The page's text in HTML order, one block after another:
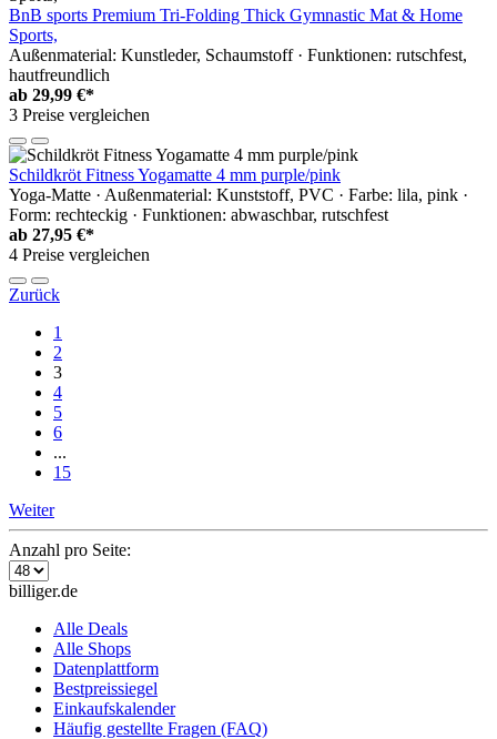
BnB sports Premium Tri-Folding Thick Gymnastic Mat & Home
Sports,
Außenmaterial: Kunstleder, Schaumstoff · Funktionen: rutschfest,
hautfreundlich
ab 29,99 €*
3 Preise vergleichen
Schildkröt Fitness Yogamatte 4 mm purple/pink
Yoga-Matte · Außenmaterial: Kunststoff, PVC · Farbe: lila, pink ·
Form: rechteckig · Funktionen: abwaschbar, rutschfest
ab 27,95 €*
4 Preise vergleichen
Zurück
1
2
3
4
5
6
...
15
Weiter
Anzahl pro Seite:
billiger.de
Alle Deals
Alle Shops
Datenplattform
Bestpreissiegel
Einkaufskalender
Häufig gestellte Fragen (FAQ)